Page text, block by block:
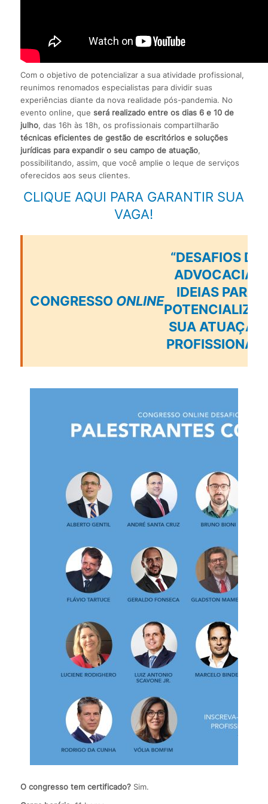
Com o objetivo de potencializar a sua atividade profissional,
reunimos renomados especialistas para dividir suas
experiências diante da nova realidade pós-pandemia. No
evento online, que será realizado entre os dias 6 e 10 de
julho, das 16h às 18h, os profissionais compartilharão
técnicas eficientes de gestão de escritórios e soluções
jurídicas para expandir o seu campo de atuação,
possibilitando, assim, que você amplie o leque de serviços
oferecidos aos seus clientes.
CLIQUE AQUI PARA GARANTIR SUA
VAGA!
CONGRESSO ONLINE
“DESAFIOS DA
ADVOCACIA:
IDEIAS PARA
SUA ATUAÇÃO
PROFISSIONAL”
O congresso tem certificado?Sim.